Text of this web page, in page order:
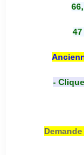
47
-
Demande